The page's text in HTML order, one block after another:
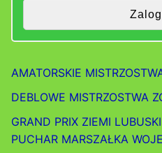
AMATORSKIE
DEBLOWE MISTRZOSTWA
GRAND PRIX ZIEMI
PUCHAR MARSZAŁKA